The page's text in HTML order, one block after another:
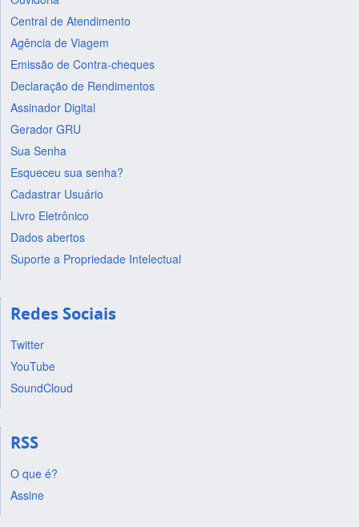
Central de Atendimento
Agência de Viagem
Emissão de Contra-cheques
Declaração de Rendimentos
Assinador Digital
Gerador GRU
Sua Senha
Esqueceu sua senha?
Cadastrar Usuário
Livro Eletrônico
Dados abertos
Suporte a Propriedade Intelectual
Redes Sociais
Twitter
YouTube
SoundCloud
RSS
O que é?
Assine